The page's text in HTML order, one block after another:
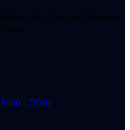
17h30)